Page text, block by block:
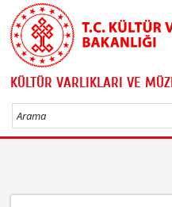
KÜLTÜR VARLIKLARI VE